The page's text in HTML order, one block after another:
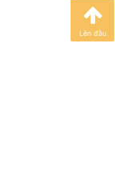
Lên đầu